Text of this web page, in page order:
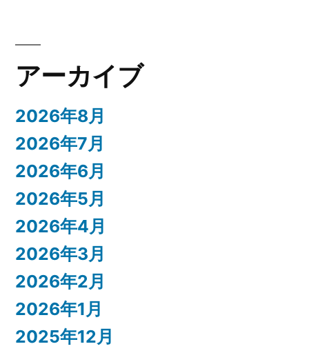
アーカイブ
2026年8月
2026年7月
2026年6月
2026年5月
2026年4月
2026年3月
2026年2月
2026年1月
2025年12月